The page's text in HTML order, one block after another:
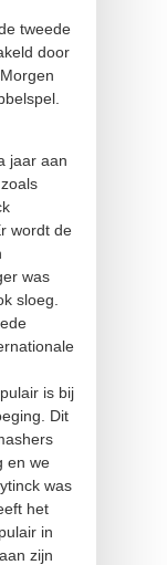
tweede
door
jaar aan
wordt de
was
sloeg.
is bij
Dit
en we
was
het
in
zijn